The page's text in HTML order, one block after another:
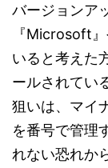
バージョンア
『Microsoft
いると考えた
ールされてい
狙いは、マイ
を番号で管理
れない恐れか